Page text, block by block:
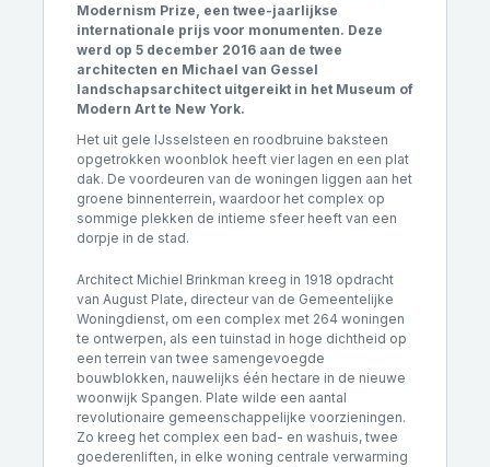
Modernism Prize, een twee-jaarlijkse
internationale prijs voor monumenten. Deze
werd op 5 december 2016 aan de twee
architecten en Michael van Gessel
landschapsarchitect uitgereikt in het Museum of
Modern Art te New York.
Het uit gele IJsselsteen en roodbruine baksteen
opgetrokken woonblok heeft vier lagen en een plat
dak. De voordeuren van de woningen liggen aan het
groene binnenterrein, waardoor het complex op
sommige plekken de intieme sfeer heeft van een
dorpje in de stad.
Architect Michiel Brinkman kreeg in 1918 opdracht
van August Plate, directeur van de Gemeentelijke
Woningdienst, om een complex met 264 woningen
te ontwerpen, als een tuinstad in hoge dichtheid op
een terrein van twee samengevoegde
bouwblokken, nauwelijks één hectare in de nieuwe
woonwijk Spangen. Plate wilde een aantal
revolutionaire gemeenschappelijke voorzieningen.
Zo kreeg het complex een bad- en washuis, twee
goederenliften, in elke woning centrale verwarming